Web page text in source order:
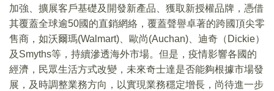
加強、擴展客戶基礎及開發新產品、獲取新授權品牌，憑借
其覆蓋全球逾50國的直銷網絡，覆蓋聲譽卓著的跨國頂尖零
售商，如沃爾瑪(Walmart)、歐尚(Auchan)、迪奇（Dickie）
及Smyths等，持續滲透海外市場。但是，疫情影響各國的
經濟，民眾生活方式改變，未來奇士達是否能夠根據市場發
展，及時調整業務方向，以實現業務穩定增長，尚待進一步